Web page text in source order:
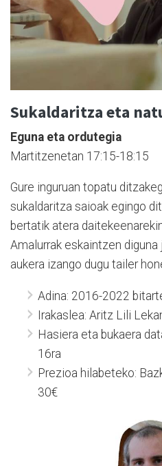
Sukaldaritza eta
Eguna eta ordutegia
Martitzenetan 17:15-18:15
Gure inguruan topatu
sukaldaritza saioak egingo
bertatik atera
Amalurrak eskaintzen
aukera izango dugu tailer
Adina: 2016-2022
Irakaslea: Aritz Lili
Hasiera eta bukaera
16ra
Prezioa hilabeteko:
30€